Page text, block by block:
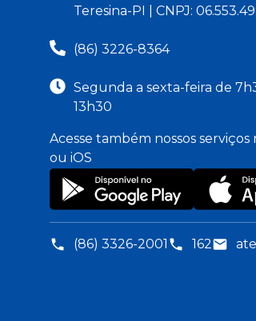
Teresina-PI | CNPJ:
(86) 3226-8364
Segunda a sexta-feira de
13h30
Acesse também nossos serviços
ou iOS
(86) 3326-2001 162